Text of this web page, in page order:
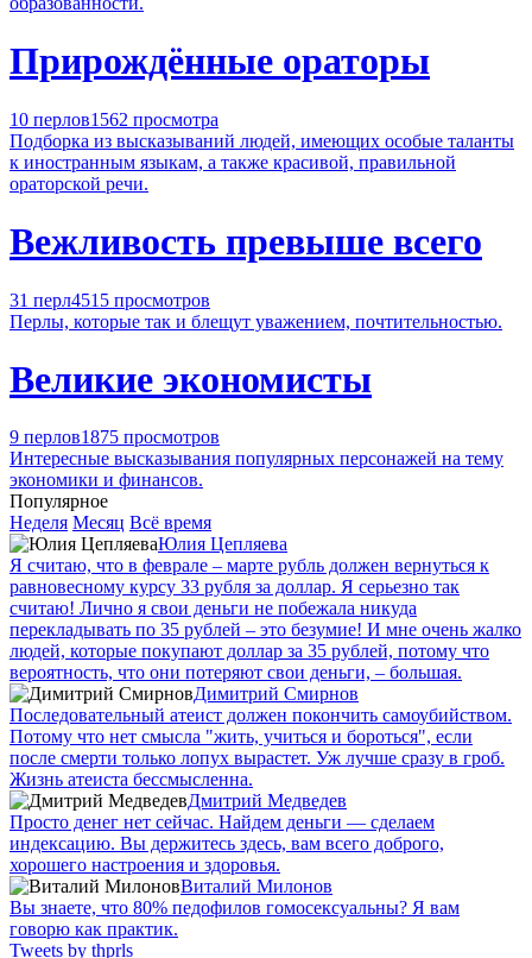
Прирождённые ораторы
10 перлов1562 просмотра
Подборка из высказываний людей, имеющих особые таланты
к иностранным языкам, а также красивой, правильной
ораторской речи.
Вежливость превыше всего
31 перл4515 просмотров
Перлы, которые так и блещут уважением, почтительностью.
Великие экономисты
9 перлов1875 просмотров
Интересные высказывания популярных персонажей на тему
экономики и финансов.
Популярное
Неделя Месяц Всё время
Юлия Цепляева
Я считаю, что в феврале – марте рубль должен вернуться к
равновесному курсу 33 рубля за доллар. Я серьезно так
считаю! Лично я свои деньги не побежала никуда
перекладывать по 35 рублей – это безумие! И мне очень жалко
людей, которые покупают доллар за 35 рублей, потому что
вероятность, что они потеряют свои деньги, – большая.
Димитрий Смирнов
Последовательный атеист должен покончить самоубийством.
Потому что нет смысла "жить, учиться и бороться", если
после смерти только лопух вырастет. Уж лучше сразу в гроб.
Жизнь атеиста бессмысленна.
Дмитрий Медведев
Просто денег нет сейчас. Найдем деньги — сделаем
индексацию. Вы держитесь здесь, вам всего доброго,
хорошего настроения и здоровья.
Виталий Милонов
Вы знаете, что 80% педофилов гомосексуальны? Я вам
говорю как практик.
Tweets by thprls